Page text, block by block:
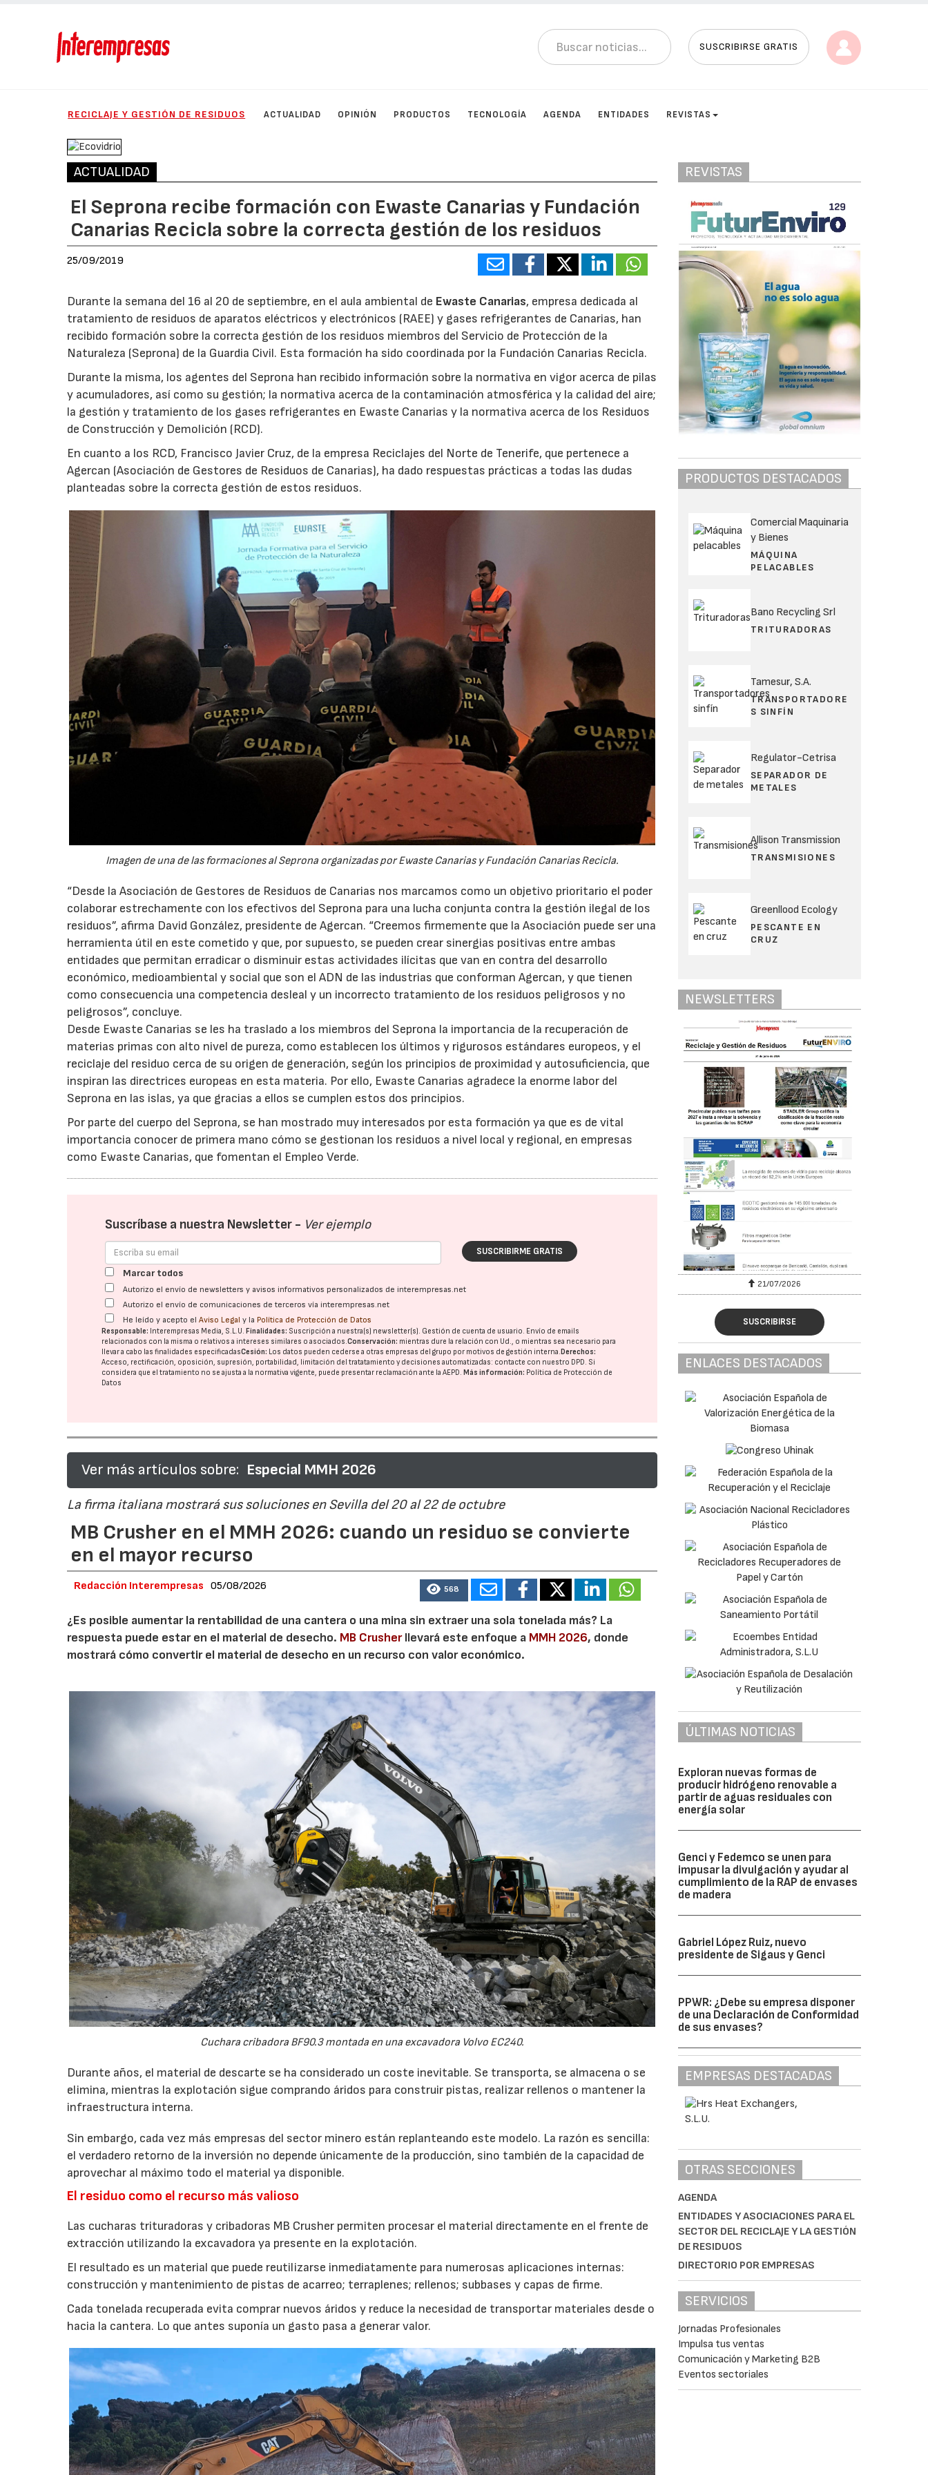
SUSCRIBIRSE GRATIS
RECICLAJE Y GESTIÓN DE RESIDUOS ACTUALIDAD OPINIÓN PRODUCTOS TECNOLOGÍA AGENDA ENTIDADES REVISTAS
ACTUALIDAD
El Seprona recibe formación con Ewaste Canarias y Fundación
Canarias Recicla sobre la correcta gestión de los residuos
25/09/2019
Durante la semana del 16 al 20 de septiembre, en el aula ambiental de Ewaste Canarias, empresa dedicada al
tratamiento de residuos de aparatos eléctricos y electrónicos (RAEE) y gases refrigerantes de Canarias, han
recibido formación sobre la correcta gestión de los residuos miembros del Servicio de Protección de la
Naturaleza (Seprona) de la Guardia Civil. Esta formación ha sido coordinada por la Fundación Canarias Recicla.
Durante la misma, los agentes del Seprona han recibido información sobre la normativa en vigor acerca de pilas
y acumuladores, así como su gestión; la normativa acerca de la contaminación atmosférica y la calidad del aire;
la gestión y tratamiento de los gases refrigerantes en Ewaste Canarias y la normativa acerca de los Residuos
de Construcción y Demolición (RCD).
En cuanto a los RCD, Francisco Javier Cruz, de la empresa Reciclajes del Norte de Tenerife, que pertenece a
Agercan (Asociación de Gestores de Residuos de Canarias), ha dado respuestas prácticas a todas las dudas
planteadas sobre la correcta gestión de estos residuos.
Imagen de una de las formaciones al Seprona organizadas por Ewaste Canarias y Fundación Canarias Recicla.
“Desde la Asociación de Gestores de Residuos de Canarias nos marcamos como un objetivo prioritario el poder
colaborar estrechamente con los efectivos del Seprona para una lucha conjunta contra la gestión ilegal de los
residuos”, afirma David González, presidente de Agercan. “Creemos firmemente que la Asociación puede ser una
herramienta útil en este cometido y que, por supuesto, se pueden crear sinergias positivas entre ambas
entidades que permitan erradicar o disminuir estas actividades ilícitas que van en contra del desarrollo
económico, medioambiental y social que son el ADN de las industrias que conforman Agercan, y que tienen
como consecuencia una competencia desleal y un incorrecto tratamiento de los residuos peligrosos y no
peligrosos”, concluye.
Desde Ewaste Canarias se les ha traslado a los miembros del Seprona la importancia de la recuperación de
materias primas con alto nivel de pureza, como establecen los últimos y rigurosos estándares europeos, y el
reciclaje del residuo cerca de su origen de generación, según los principios de proximidad y autosuficiencia, que
inspiran las directrices europeas en esta materia. Por ello, Ewaste Canarias agradece la enorme labor del
Seprona en las islas, ya que gracias a ellos se cumplen estos dos principios.
Por parte del cuerpo del Seprona, se han mostrado muy interesados por esta formación ya que es de vital
importancia conocer de primera mano cómo se gestionan los residuos a nivel local y regional, en empresas
como Ewaste Canarias, que fomentan el Empleo Verde.
Suscríbase a nuestra Newsletter - Ver ejemplo
SUSCRIBIRME GRATIS
Marcar todos
Autorizo el envío de newsletters y avisos informativos personalizados de interempresas.net
Autorizo el envío de comunicaciones de terceros vía interempresas.net
He leído y acepto elAviso Legal y la Política de Protección de Datos
Responsable: Interempresas Media, S.L.U.Finalidades: Suscripción a nuestra(s) newsletter(s). Gestión de cuenta de usuario. Envío de emails
relacionados con la misma o relativos a intereses similares o asociados.Conservación: mientras dure la relación con Ud., o mientras sea necesario para
llevar a cabo las finalidades especificadasCesión: Los datos pueden cederse a otras empresas del grupo por motivos de gestión interna.Derechos:
Acceso, rectificación, oposición, supresión, portabilidad, limitación del tratatamiento y decisiones automatizadas: contacte con nuestro DPD. Si
considera que el tratamiento no se ajusta a la normativa vigente, puede presentar reclamación ante laAEPD.Más información: Política de Protección de
Datos
Ver más artículos sobre: Especial MMH 2026
La firma italiana mostrará sus soluciones en Sevilla del 20 al 22 de octubre
MB Crusher en el MMH 2026: cuando un residuo se convierte
en el mayor recurso
Redacción Interempresas 05/08/2026 568
¿Es posible aumentar la rentabilidad de una cantera o una mina sin extraer una sola tonelada más? La
respuesta puede estar en el material de desecho. MB Crusherllevará este enfoque a MMH 2026, donde
mostrará cómo convertir el material de desecho en un recurso con valor económico.
Cuchara cribadora BF90.3 montada en una excavadora Volvo EC240.
Durante años, el material de descarte se ha considerado un coste inevitable. Se transporta, se almacena o se
elimina, mientras la explotación sigue comprando áridos para construir pistas, realizar rellenos o mantener la
infraestructura interna.
Sin embargo, cada vez más empresas del sector minero están replanteando este modelo. La razón es sencilla:
el verdadero retorno de la inversión no depende únicamente de la producción, sino también de la capacidad de
aprovechar al máximo todo el material ya disponible.
El residuo como el recurso más valioso
Las cucharas trituradoras y cribadoras MB Crusher permiten procesar el material directamente en el frente de
extracción utilizando la excavadora ya presente en la explotación.
El resultado es un material que puede reutilizarse inmediatamente para numerosas aplicaciones internas:
construcción y mantenimiento de pistas de acarreo; terraplenes; rellenos; subbases y capas de firme.
Cada tonelada recuperada evita comprar nuevos áridos y reduce la necesidad de transportar materiales desde o
hacia la cantera. Lo que antes suponía un gasto pasa a generar valor.
REVISTAS
PRODUCTOS DESTACADOS
Comercial Maquinaria
y Bienes
MÁQUINA
PELACABLES
Bano Recycling Srl
TRITURADORAS
Tamesur, S.A.
TRANSPORTADORE
S SINFÍN
Regulator-Cetrisa
SEPARADOR DE
METALES
Allison Transmission
TRANSMISIONES
Greenllood Ecology
PESCANTE EN
CRUZ
NEWSLETTERS
21/07/2026
SUSCRIBIRSE
ENLACES DESTACADOS
ÚLTIMAS NOTICIAS
Exploran nuevas formas de
producir hidrógeno renovable a
partir de aguas residuales con
energía solar
Genci y Fedemco se unen para
impusar la divulgación y ayudar al
cumplimiento de la RAP de envases
de madera
Gabriel López Ruiz, nuevo
presidente de Sigaus y Genci
PPWR: ¿Debe su empresa disponer
de una Declaración de Conformidad
de sus envases?
EMPRESAS DESTACADAS
OTRAS SECCIONES
AGENDA
ENTIDADES Y ASOCIACIONES PARA EL
SECTOR DEL RECICLAJE Y LA GESTIÓN
DE RESIDUOS
DIRECTORIO POR EMPRESAS
SERVICIOS
Jornadas Profesionales
Impulsa tus ventas
Comunicación y Marketing B2B
Eventos sectoriales